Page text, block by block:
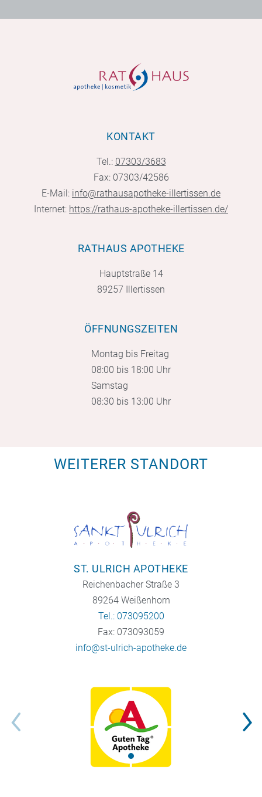
KONTAKT
Tel.: 07303/3683
Fax: 07303/42586
E-Mail: info@rathausapotheke-illertissen.de
Internet: https://rathaus-apotheke-illertissen.de/
RATHAUS APOTHEKE
Hauptstraße 14
89257 Illertissen
ÖFFNUNGSZEITEN
Montag bis Freitag
08:00 bis 18:00 Uhr
Samstag
08:30 bis 13:00 Uhr
WEITERER STANDORT
ST. ULRICH APOTHEKE
Reichenbacher Straße 3
89264 Weißenhorn
Tel.: 073095200
Fax: 073093059
info@st-ulrich-apotheke.de